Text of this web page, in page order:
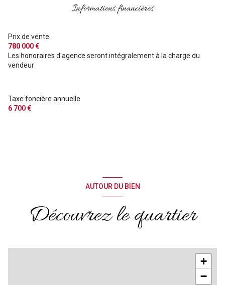
Chauffage individuel : chaudière (gaz de ville)
exposition Est-Ouest
vue Jardin
Informations financières
Prix de vente
780 000 €
Les honoraires d'agence seront intégralement à la charge du
vendeur
Taxe foncière annuelle
6 700 €
AUTOUR DU BIEN
Découvrez le quartier
+
−